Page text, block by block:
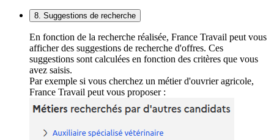
8. Suggestions de recherche
En fonction de la recherche réalisée, France Travail peut vous
afficher des suggestions de recherche d'offres. Ces
suggestions sont calculées en fonction des critères que vous
avez saisis.
Par exemple si vous cherchez un métier d'ouvrier agricole,
France Travail peut vous proposer :